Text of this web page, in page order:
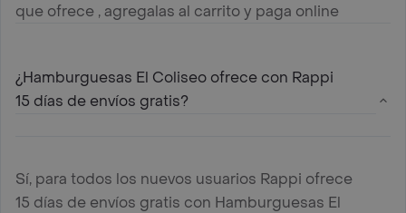
que ofrece , agregalas al carrito y paga online
¿Hamburguesas El Coliseo ofrece con Rappi
15 días de envíos gratis?
Sí, para todos los nuevos usuarios Rappi ofrece
15 días de envíos gratis con Hamburguesas El